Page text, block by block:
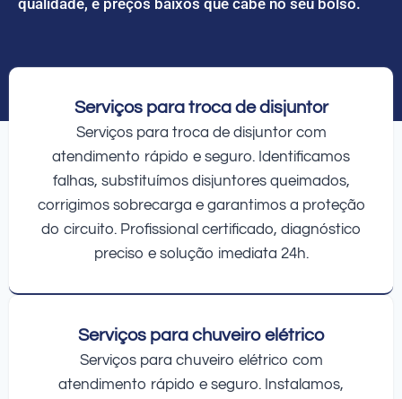
Serviços para troca de disjuntor
Serviços para troca de disjuntor com
atendimento rápido e seguro. Identificamos
falhas, substituímos disjuntores queimados,
corrigimos sobrecarga e garantimos a proteção
do circuito. Profissional certificado, diagnóstico
preciso e solução imediata 24h.
Serviços para chuveiro elétrico
Serviços para chuveiro elétrico com
atendimento rápido e seguro. Instalamos,